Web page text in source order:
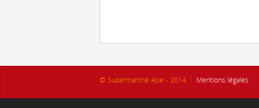
© Supermarché Asie - 2014 Mentions légales